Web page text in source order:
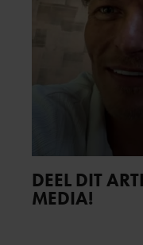
DEEL DIT
MEDIA!